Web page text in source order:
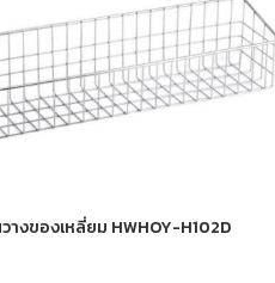
างของเหลี่ยม HWHOY-H102D